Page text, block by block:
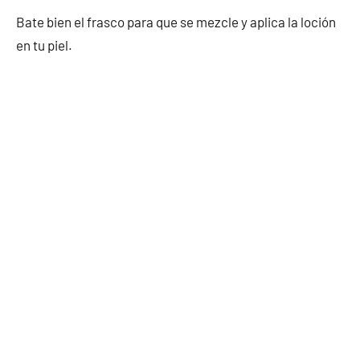
Bate bien el frasco para que se mezcle y aplica la loción
en tu piel.